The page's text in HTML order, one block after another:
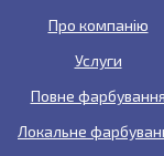
Про компанію
Услуги
Повне фарбування
Локальне